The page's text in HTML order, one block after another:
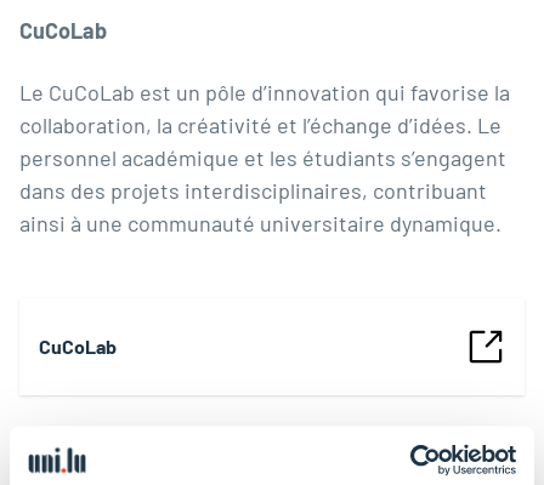
CuCoLab
Le CuCoLab est un pôle d’innovation qui favorise la
collaboration, la créativité et l’échange d’idées. Le
personnel académique et les étudiants s’engagent
dans des projets interdisciplinaires, contribuant
ainsi à une communauté universitaire dynamique.
CuCoLab
Centre de compétences